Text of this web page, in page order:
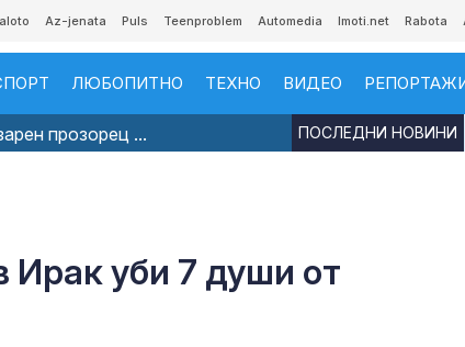
Az-jenata Puls Teenproblem Automedia Imoti.net Rabota
ЛЮБОПИТНО ТЕХНО ВИДЕО
прозорец ... ПОСЛЕДНИ НОВИНИ
уби 7 души от